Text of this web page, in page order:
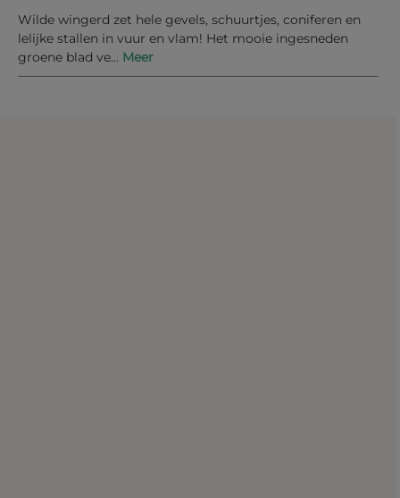
Wilde wingerd zet hele gevels, schuurtjes, coniferen en
lelijke stallen in vuur en vlam! Het mooie ingesneden
groene blad ve… Meer